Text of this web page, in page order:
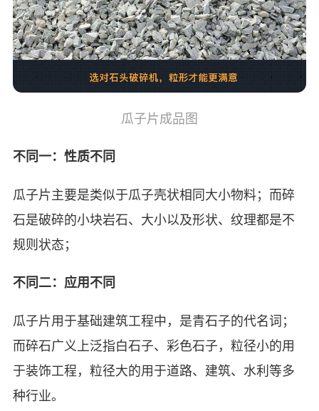
瓜子片成品图
不同一：性质不同
瓜子片主要是类似于瓜子壳状相同大小物料；而碎
石是破碎的小块岩石、大小以及形状、纹理都是不
规则状态；
不同二：应用不同
瓜子片用于基础建筑工程中，是青石子的代名词；
而碎石广义上泛指白石子、彩色石子，粒径小的用
于装饰工程，粒径大的用于道路、建筑、水利等多
种行业。